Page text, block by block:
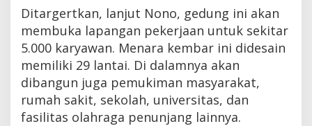
Ditargertkan, lanjut Nono, gedung ini akan
membuka lapangan pekerjaan untuk sekitar
5.000 karyawan. Menara kembar ini didesain
memiliki 29 lantai. Di dalamnya akan
dibangun juga pemukiman masyarakat,
rumah sakit, sekolah, universitas, dan
fasilitas olahraga penunjang lainnya.